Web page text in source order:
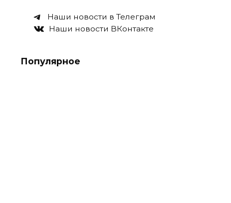
Наши новости в Телеграм
Наши новости ВКонтакте
Популярное